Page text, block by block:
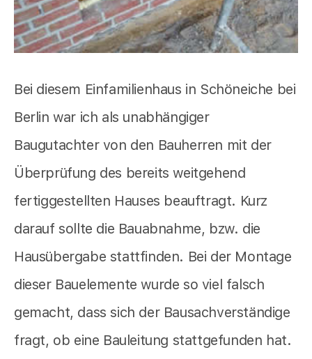
Bei diesem Einfamilienhaus in Schöneiche bei
Berlin war ich als unabhängiger
Baugutachter von den Bauherren mit der
Überprüfung des bereits weitgehend
fertiggestellten Hauses beauftragt. Kurz
darauf sollte die Bauabnahme, bzw. die
Hausübergabe stattfinden. Bei der Montage
dieser Bauelemente wurde so viel falsch
gemacht, dass sich der Bausachverständige
fragt, ob eine Bauleitung stattgefunden hat.